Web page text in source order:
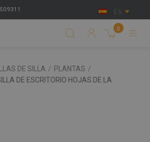
ES
0
DE SILLA / PLANTAS /
DE ESCRITORIO HOJAS DE LA